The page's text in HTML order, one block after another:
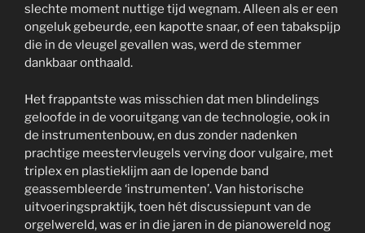
slechte moment nuttige tijd wegnam. Alleen als er een
ongeluk gebeurde, een kapotte snaar, of een tabakspijp
die in de vleugel gevallen was, werd de stemmer
dankbaar onthaald.
Het frappantste was misschien dat men blindelings
geloofde in de vooruitgang van de technologie, ook in
de instrumentenbouw, en dus zonder nadenken
prachtige meestervleugels verving door vulgaire, met
triplex en plastieklijm aan de lopende band
geassembleerde ‘instrumenten’. Van historische
uitvoeringspraktijk, toen hét discussiepunt van de
orgelwereld, was er in die jaren in de pianowereld nog